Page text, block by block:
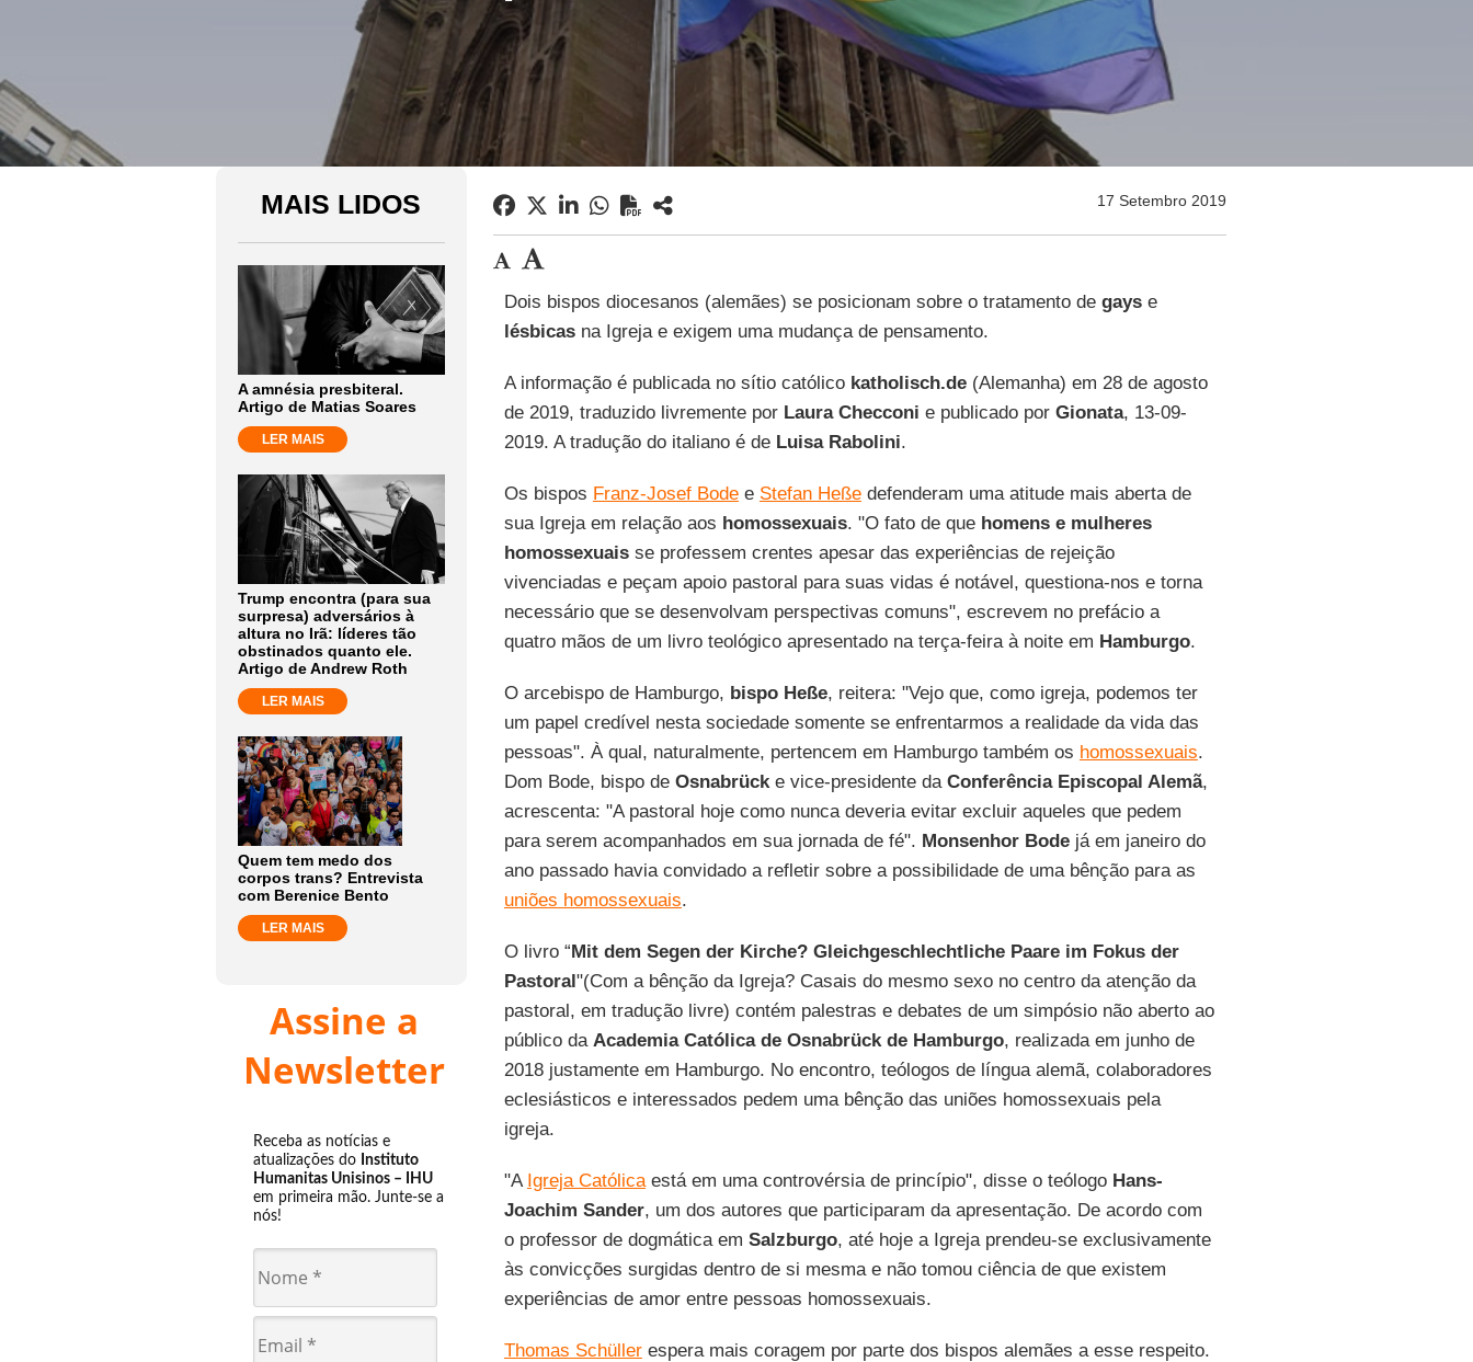
MAIS LIDOS
A amnésia presbiteral.
Artigo de Matias Soares
LER MAIS
Trump encontra (para sua
surpresa) adversários à
altura no Irã: líderes tão
obstinados quanto ele.
Artigo de Andrew Roth
LER MAIS
Quem tem medo dos
corpos trans? Entrevista
com Berenice Bento
LER MAIS
Assine a
Newsletter
Receba as notícias e
atualizações do Instituto
Humanitas Unisinos – IHU
em primeira mão. Junte-se a
nós!
17 Setembro 2019
Dois bispos diocesanos (alemães) se posicionam sobre o tratamento de gayse
lésbicasna Igreja e exigem uma mudança de pensamento.
A informação é publicada no sítio católico katholisch.de(Alemanha) em 28 de agosto
de 2019, traduzido livremente por Laura Checconi e publicado por Gionata, 13-09-
2019. A tradução do italiano é deLuisa Rabolini.
Os bispos Franz-Josef Bodee Stefan Heßedefenderam uma atitude mais aberta de
sua Igreja em relação aos homossexuais. "O fato de que homens e mulheres
homossexuaisse professem crentes apesar das experiências de rejeição
vivenciadas e peçam apoio pastoral para suas vidas é notável, questiona-nos e torna
necessário que se desenvolvam perspectivas comuns", escrevem no prefácio a
quatro mãos de um livro teológico apresentado na terça-feira à noite em Hamburgo.
O arcebispo de Hamburgo, bispo Heße, reitera: "Vejo que, como igreja, podemos ter
um papel credível nesta sociedade somente se enfrentarmos a realidade da vida das
pessoas". À qual, naturalmente, pertencem em Hamburgo também os homossexuais.
Dom Bode, bispo de Osnabrücke vice-presidente da Conferência Episcopal Alemã,
acrescenta: "A pastoral hoje como nunca deveria evitar excluir aqueles que pedem
para serem acompanhados em sua jornada de fé". Monsenhor Bodejá em janeiro do
ano passado havia convidado a refletir sobre a possibilidade de uma bênção para as
uniões homossexuais.
O livro “Mit dem Segen der Kirche? Gleichgeschlechtliche Paare im Fokus der
Pastoral"(Com a bênção da Igreja? Casais do mesmo sexo no centro da atenção da
pastoral, em tradução livre) contém palestras e debates de um simpósio não aberto ao
público da Academia Católica de Osnabrück de Hamburgo, realizada em junho de
2018 justamente em Hamburgo. No encontro, teólogos de língua alemã, colaboradores
eclesiásticos e interessados pedem uma bênção das uniões homossexuais pela
igreja.
"A Igreja Católicaestá em uma controvérsia de princípio", disse o teólogo Hans-
Joachim Sander, um dos autores que participaram da apresentação. De acordo com
o professor de dogmática em Salzburgo, até hoje a Igreja prendeu-se exclusivamente
às convicções surgidas dentro de si mesma e não tomou ciência de que existem
experiências de amor entre pessoas homossexuais.
Thomas Schüllerespera mais coragem por parte dos bispos alemães a esse respeito.